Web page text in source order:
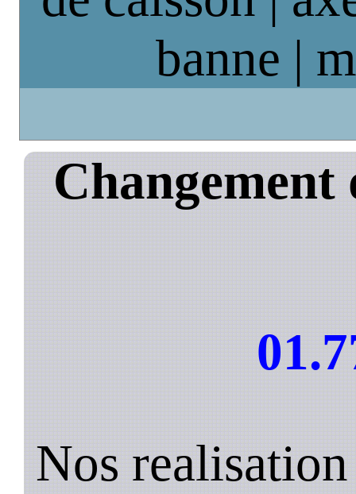
banne |
Changement
Nos